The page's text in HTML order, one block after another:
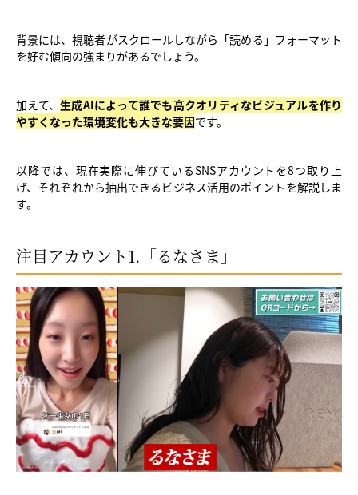
背景には、視聴者がスクロールしながら「読める」フォーマット
を好む傾向の強まりがあるでしょう。
加えて、 生成AIによって誰でも高クオリティなビジュアルを作り
やすくなった環境変化も大きな要因です。
以降では、現在実際に伸びているSNSアカウントを8つ取り上
げ、それぞれから抽出できるビジネス活用のポイントを解説しま
す。
注目アカウント1.「るなさま」